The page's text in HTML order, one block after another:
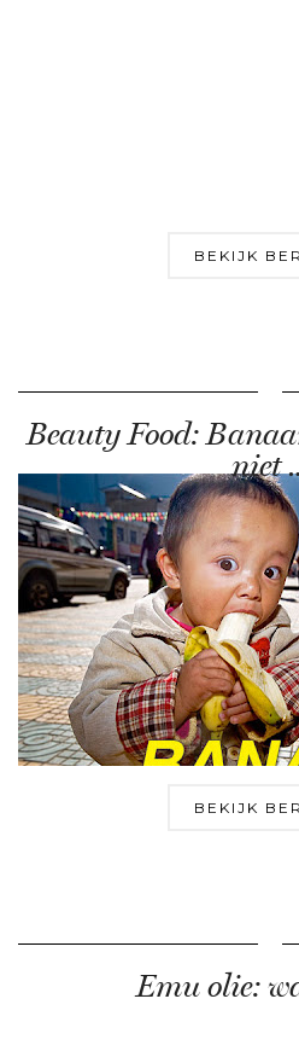
BEKIJK
Beauty Food:
niet
BEKIJK
Emu olie: